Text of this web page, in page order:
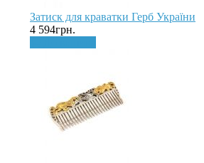
Затиск для краватки Герб України
4 594грн.